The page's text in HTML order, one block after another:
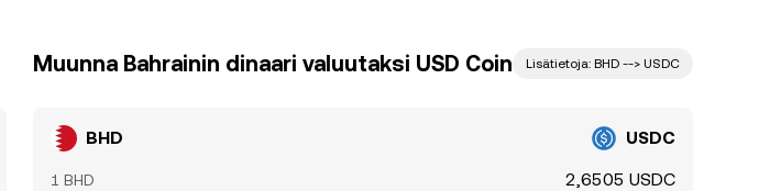
Muunna Bahrainin dinaari valuutaksi USD Coin Lisätietoja: BHD --> USDC
BHD USDC
1 BHD 2,6505 USDC